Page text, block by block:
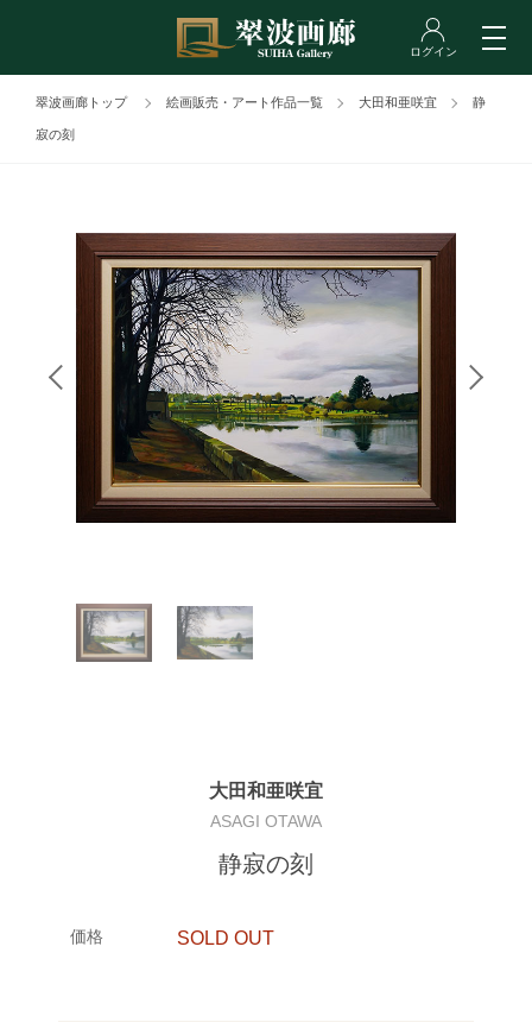
翠波画廊トップ 絵画販売・アート作品一覧 大田和亜咲宜 静
寂の刻
大田和亜咲宜
ASAGI OTAWA
静寂の刻
価格 SOLD OUT